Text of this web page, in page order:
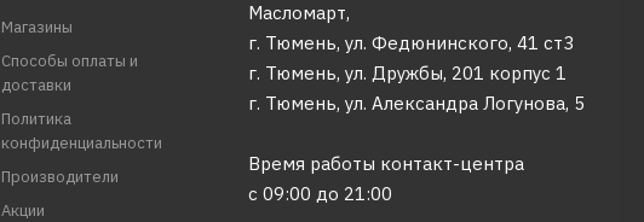
Магазины
Способы оплаты и
доставки
Политика
конфиденциальности
Производители
Акции
Масломарт,
г. Тюмень, ул. Федюнинского, 41 ст3
г. Тюмень, ул. Дружбы, 201 корпус 1
г. Тюмень, ул. Александра Логунова, 5
Время работы контакт-центра
с 09:00 до 21:00